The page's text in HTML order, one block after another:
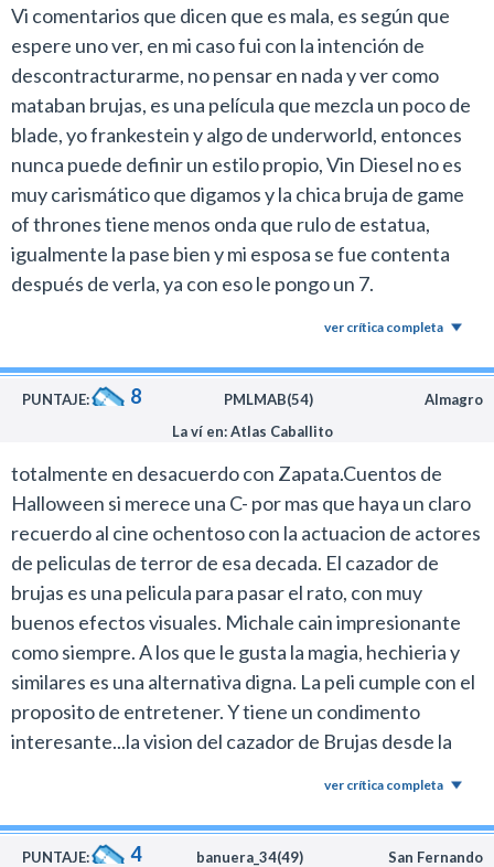
Vi comentarios que dicen que es mala, es según que
espere uno ver, en mi caso fui con la intención de
descontracturarme, no pensar en nada y ver como
mataban brujas, es una película que mezcla un poco de
blade, yo frankestein y algo de underworld, entonces
nunca puede definir un estilo propio, Vin Diesel no es
muy carismático que digamos y la chica bruja de game
of thrones tiene menos onda que rulo de estatua,
igualmente la pase bien y mi esposa se fue contenta
después de verla, ya con eso le pongo un 7.
ver crítica completa
PUNTAJE: 8 PMLMAB(54)
Almagro
La ví en: Atlas Caballito
totalmente en desacuerdo con Zapata.Cuentos de
Halloween si merece una C- por mas que haya un claro
recuerdo al cine ochentoso con la actuacion de actores
de peliculas de terror de esa decada. El cazador de
brujas es una pelicula para pasar el rato, con muy
buenos efectos visuales. Michale cain impresionante
como siempre. A los que le gusta la magia, hechieria y
similares es una alternativa digna. La peli cumple con el
proposito de entretener. Y tiene un condimento
interesante...la vision del cazador de Brujas desde la
Disfrutable.
ver crítica completa
PUNTAJE: 4 banuera_34(49)
San Fernando